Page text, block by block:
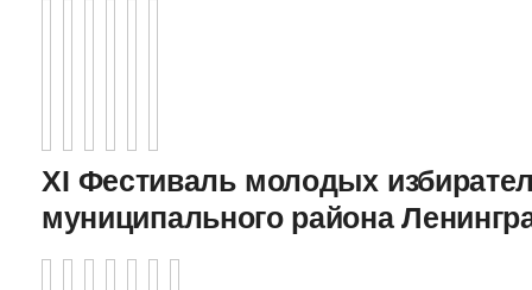
XI Фестиваль молодых
муниципального района